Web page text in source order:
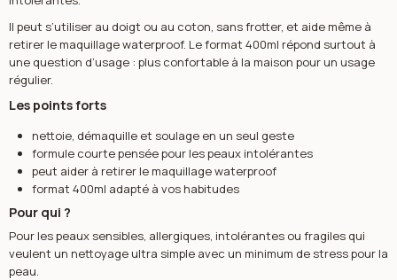
Il peut s’utiliser au doigt ou au coton, sans frotter, et aide même à
retirer le maquillage waterproof. Le format 400ml répond surtout à
une question d’usage : plus confortable à la maison pour un usage
régulier.
Les points forts
nettoie, démaquille et soulage en un seul geste
formule courte pensée pour les peaux intolérantes
peut aider à retirer le maquillage waterproof
format 400ml adapté à vos habitudes
Pour qui ?
Pour les peaux sensibles, allergiques, intolérantes ou fragiles qui
veulent un nettoyage ultra simple avec un minimum de stress pour la
peau.